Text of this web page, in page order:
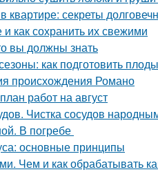
секреты
как сохранить их свежими
вы должны знать
как подготовить
происхождения Романо
работ на август
Чистка сосудов
В погребе
основные принципы
Чем и как обрабатывать